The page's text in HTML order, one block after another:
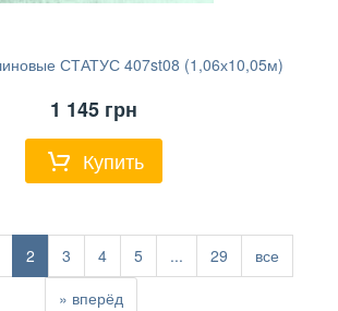
СТАТУС 407st08 (1,06х10,05м)
1 145 грн
Купить
2 3 4 5 ... 29
все
» вперёд